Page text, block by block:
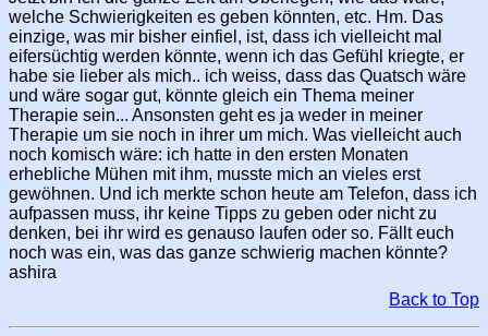
welche Schwierigkeiten es geben könnten, etc. Hm. Das
einzige, was mir bisher einfiel, ist, dass ich vielleicht mal
eifersüchtig werden könnte, wenn ich das Gefühl kriegte, er
habe sie lieber als mich.. ich weiss, dass das Quatsch wäre
und wäre sogar gut, könnte gleich ein Thema meiner
Therapie sein... Ansonsten geht es ja weder in meiner
Therapie um sie noch in ihrer um mich. Was vielleicht auch
noch komisch wäre: ich hatte in den ersten Monaten
erhebliche Mühen mit ihm, musste mich an vieles erst
gewöhnen. Und ich merkte schon heute am Telefon, dass ich
aufpassen muss, ihr keine Tipps zu geben oder nicht zu
denken, bei ihr wird es genauso laufen oder so. Fällt euch
noch was ein, was das ganze schwierig machen könnte?
ashira
Back to Top